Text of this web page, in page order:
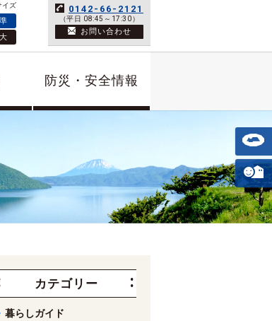
防災・安全情報
イズ 0142-66-2121
（平日 08:45～17:30）
お問い合わせ
カテゴリー
暮らしガイド